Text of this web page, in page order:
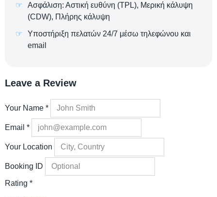
Ασφάλιση: Αστική ευθύνη (TPL), Μερική κάλυψη
(CDW), Πλήρης κάλυψη
Υποστήριξη πελατών 24/7 μέσω τηλεφώνου και
email
Leave a Review
Your Name *
Email *
Your Location
Booking ID
Rating *